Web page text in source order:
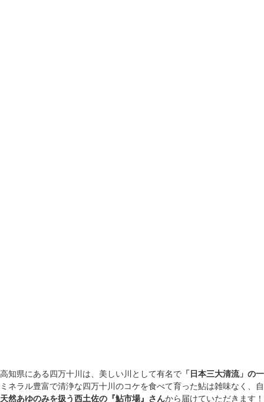
高知県にある四万十川は、美しい川として有名で 「日本三大清流」の
ミネラル豊富で清浄な四万十川のコケを食べて育った鮎は雑味なく、
天然あゆのみを扱う西土佐の『鮎市場』さんから届けていただきます！